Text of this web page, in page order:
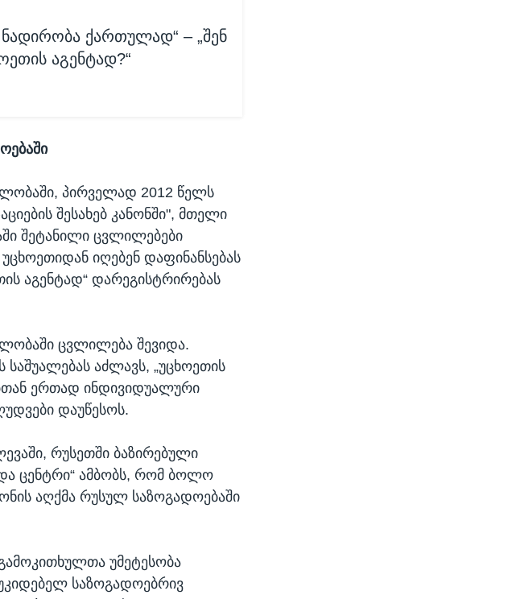
ნადირობა ქართულად“ – „შენ
აგენტად?“
პირველად 2012 წელს
შესახებ კანონში", მთელი
შეტანილი ცვლილებები
იღებენ დაფინანსებას
აგენტად“ დარეგისტრირებას
ცვლილება შევიდა.
აძლავს, „უცხოეთის
ერთად ინდივიდუალური
დაუწესოს.
რუსეთში ბაზირებული
ცენტრი“ ამბობს, რომ ბოლო
აღქმა რუსულ საზოგადოებაში
უმეტესობა
საზოგადოებრივ